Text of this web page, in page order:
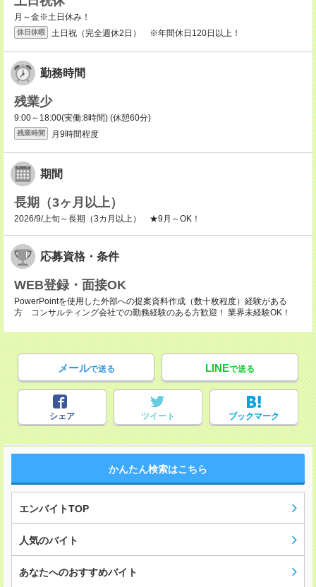
月～金※土日休み！
休日休暇 土日祝（完全週休2日） ※年間休日120日以上！
勤務時間
残業少
9:00～18:00(実働:8時間) (休憩60分)
残業時間 月9時間程度
期間
長期（3ヶ月以上）
2026/9/上旬～長期（3カ月以上） ★9月～OK！
応募資格・条件
WEB登録・面接OK
PowerPointを使用した外部への提案資料作成（数十枚程度）経験がある
方 コンサルティング会社での勤務経験のある方歓迎！ 業界未経験OK！
メールで送る LINEで送る
シェア ツイート ブックマーク
かんたん検索はこちら
エンバイトTOP
人気のバイト
あなたへのおすすめバイト